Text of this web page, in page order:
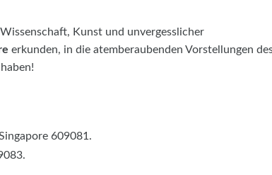
Kunst und unvergesslicher
erkunden, in die atemberaubenden Vorstellungen
609081.